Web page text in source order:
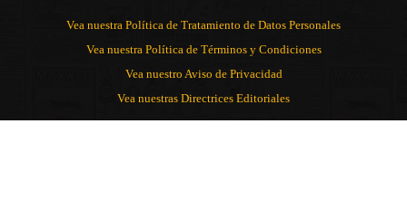
Vea nuestra Política de Tratamiento de Datos Personales
Vea nuestra Política de Términos y Condiciones
Vea nuestro Aviso de Privacidad
Vea nuestras Directrices Editoriales